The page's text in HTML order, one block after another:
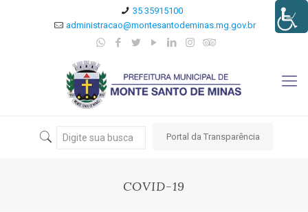
35 35915100
administracao@montesantodeminas.mg.gov.br
Portal da Transparência
COVID-19